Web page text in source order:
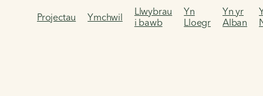
Projectau Ymchwil
Llwybrau
i bawb
Yn
Lloegr
Yn yr
Alban